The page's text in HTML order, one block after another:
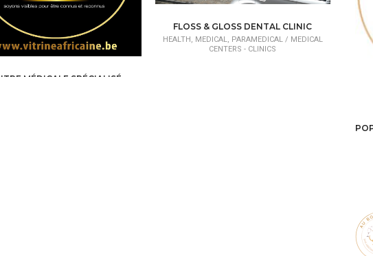
MÉDICALE SPÉCIALISÉ
FLOSS & GLOSS DENTAL CLINIC
HEALTH, MEDICAL, PARAMEDICAL / MEDICAL
CENTERS - CLINICS